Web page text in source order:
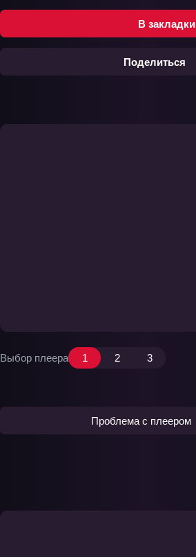
В закладки
Поделиться
Выбор плеера 1 2 3
Проблема с плеером